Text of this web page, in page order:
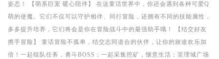
姿态！ 【萌系巨宠 暖心陪伴】 在这童话世界中，你还会遇到各种可爱Q
萌的使魔。它们不仅可以守护相伴、同行冒险，还拥有不同的技能属性，
多多提升培养，它们将会是你在冒险战斗中的最强助手哦！ 【结交好友
携手冒险】 童话冒险不孤单，结交志同道合的伙伴，让你的旅途欢乐加
倍！一起组队任务，勇斗BOSS；一起采集挖矿，惬意生活；至理城广场